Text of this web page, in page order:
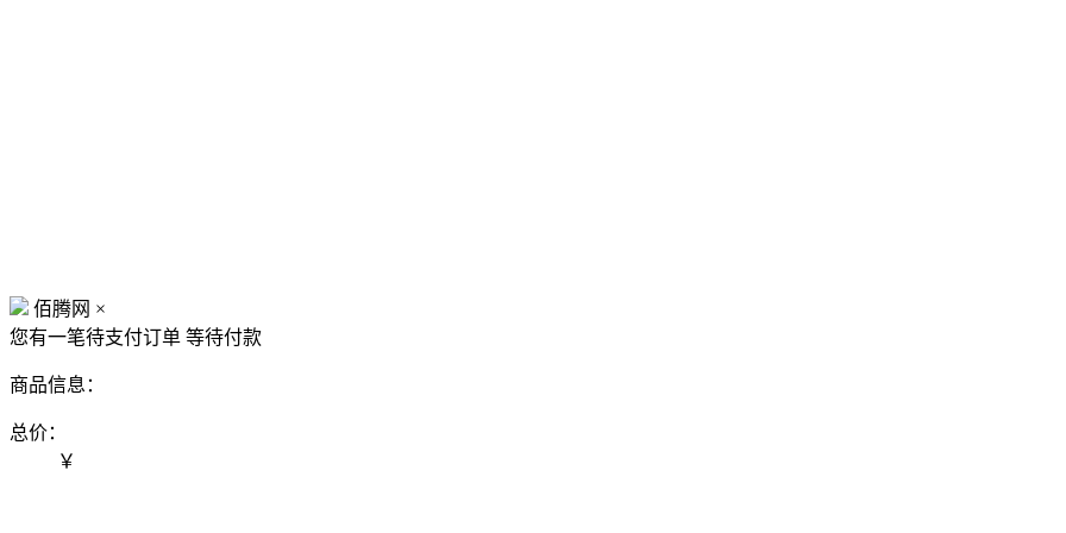
佰腾网 ×
您有一笔待支付订单 等待付款
商品信息：
总价：
￥